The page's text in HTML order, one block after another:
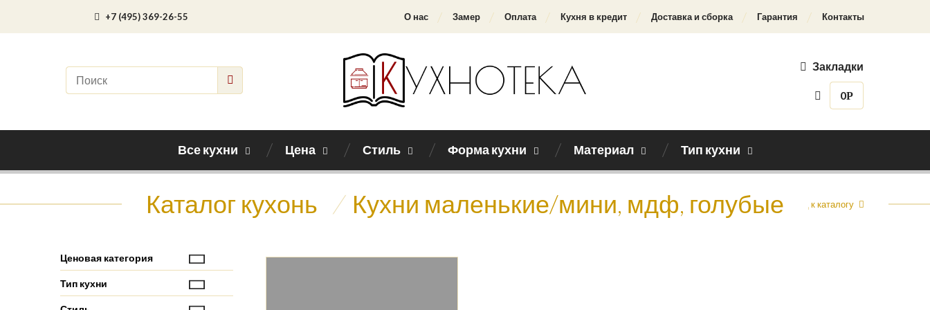
+7 (495) 369-26-55 О нас Замер Оплата Кухня в кредит Доставка и сборка Гарантия Контакты
Закладки
0Р
Все кухни Цена Стиль Форма кухни Материал Тип кухни
Каталог кухонь / Кухни маленькие/мини, мдф, голубые Назад к каталогу
Ценовая категория
Тип кухни